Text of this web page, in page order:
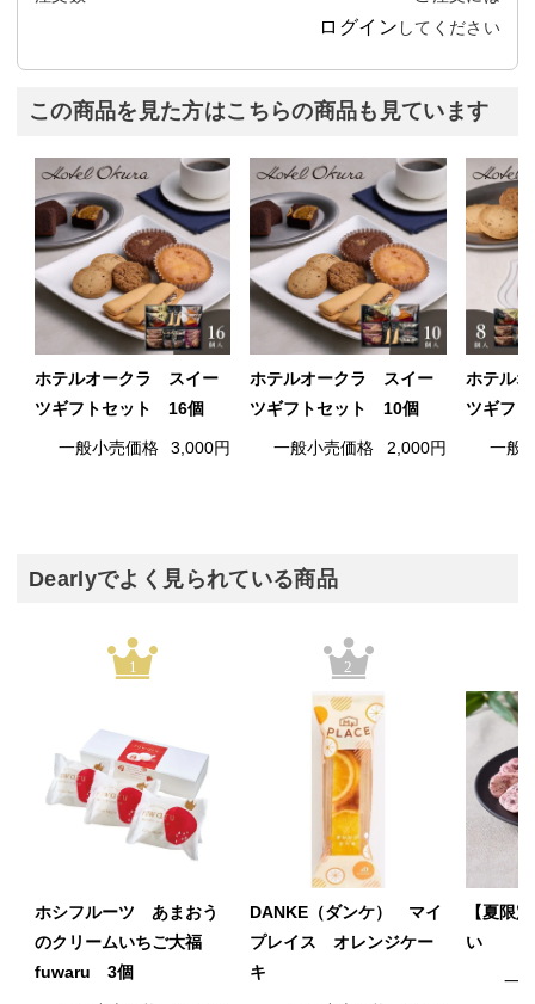
ログイン してください
この商品を見た方はこちらの商品も見ています
ホテルオークラ スイー
ツギフトセット 16個
一般小売価格 3,000円
ホテルオークラ スイー
ツギフトセット 10個
一般小売価格 2,000円
ホテル
ツギフ
一般
Dearlyでよく見られている商品
1
ホシフルーツ あまおう
のクリームいちご大福
fuwaru 3個
2
DANKE（ダンケ） マイ
プレイス オレンジケー
キ
【夏限
い
一